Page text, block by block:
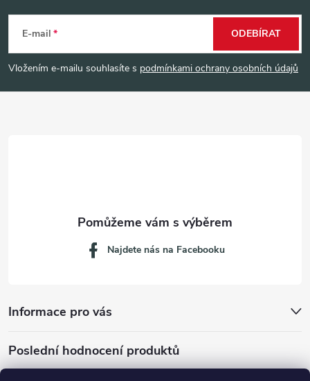
p
E-mail
Vložením e-mailu souhlasíte s podmínkami ochrany osobních údajů
ODEBÍRAT
Informace pro vás
Najdete nás na Facebooku
Poslední hodnocení produktů